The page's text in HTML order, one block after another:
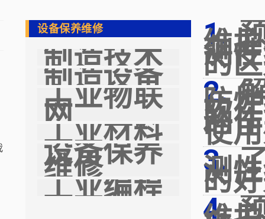
设备保养维修
制造技术
制造设备
工业物联
网
工业材料
设备保养
维修
工业编程
维
测
的
防
软
的
使
测
的